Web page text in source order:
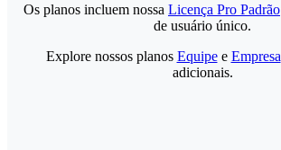
Os planos incluem nossa Licença Pro Padrão
de usuário único.
Explore nossos planos Equipee Empresa
adicionais.